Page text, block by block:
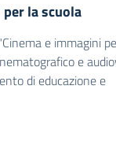
la scuola
e immagini
e
di educazione e